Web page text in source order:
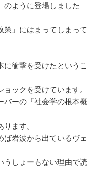
のように登場しました
策」にはまってしまって
に衝撃を受けたというこ
ックを受けています。
バーの『社会学の根本概
ます。
ば岩波から出ているヴェ
うしょーもない理由で読